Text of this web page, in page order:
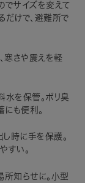
サイズを変えて
だけで、避難所で
さや震えを軽
を保管。ポリ臭
も便利。
時に手を保護。
すい。
知らせに。小型